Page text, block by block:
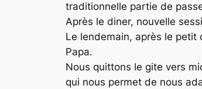
traditionnelle partie de
Après le diner, nouvelle
Le lendemain, après le petit
Papa.
Nous quittons le gite vers
qui nous permet de nous